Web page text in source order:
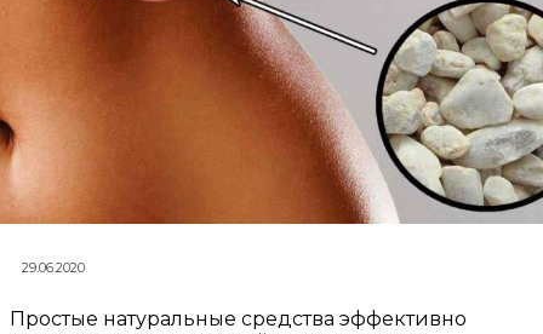
29.06.2020
Простые натуральные средства эффективно